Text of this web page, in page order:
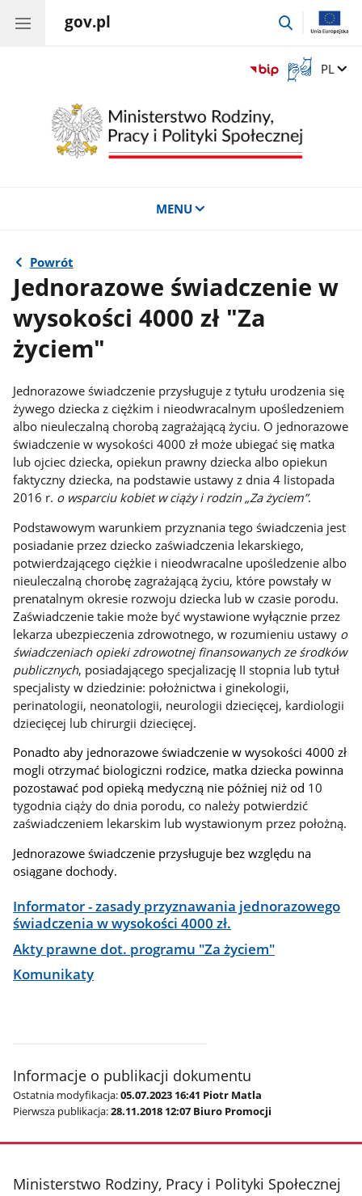
gov.pl
przejdź
Otwórz
okno
języka
migowego
Zmień
PL
MENU
Powrót
Jednorazowe świadczenie w
wysokości 4000 zł "Za
życiem"
Jednorazowe świadczenie przysługuje z tytułu urodzenia się
żywego dziecka z ciężkim i nieodwracalnym upośledzeniem
albo nieuleczalną chorobą zagrażającą życiu. O jednorazowe
świadczenie w wysokości 4000 zł może ubiegać się matka
lub ojciec dziecka, opiekun prawny dziecka albo opiekun
faktyczny dziecka, na podstawie ustawy z dnia 4 listopada
2016 r. o wsparciu kobiet w ciąży i rodzin „Za życiem”.
Podstawowym warunkiem przyznania tego świadczenia jest
posiadanie przez dziecko zaświadczenia lekarskiego,
potwierdzającego ciężkie i nieodwracalne upośledzenie albo
nieuleczalną chorobę zagrażającą życiu, które powstały w
prenatalnym okresie rozwoju dziecka lub w czasie porodu.
Zaświadczenie takie może być wystawione wyłącznie przez
lekarza ubezpieczenia zdrowotnego, w rozumieniu ustawy o
świadczeniach opieki zdrowotnej finansowanych ze środków
publicznych, posiadającego specjalizację II stopnia lub tytuł
specjalisty w dziedzinie: położnictwa i ginekologii,
perinatologii, neonatologii, neurologii dziecięcej, kardiologii
dziecięcej lub chirurgii dziecięcej.
Ponadto aby jednorazowe świadczenie w wysokości 4000 zł
mogli otrzymać biologiczni rodzice, matka dziecka powinna
pozostawać pod opieką medyczną nie później niż od 10
tygodnia ciąży do dnia porodu, co należy potwierdzić
zaświadczeniem lekarskim lub wystawionym przez położną.
Jednorazowe świadczenie przysługuje bez względu na
osiągane dochody.
Informator - zasady przyznawania jednorazowego
świadczenia w wysokości 4000 zł.
Akty prawne dot. programu "Za życiem"
Komunikaty
Informacje o publikacji dokumentu
Ostatnia modyfikacja:05.07.2023 16:41 Piotr Matla
Pierwsza publikacja:28.11.2018 12:07 Biuro Promocji
stopka
Ministerstwo Rodziny, Pracy i Polityki Społecznej